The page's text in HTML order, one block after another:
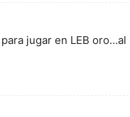
jugar en LEB oro…al